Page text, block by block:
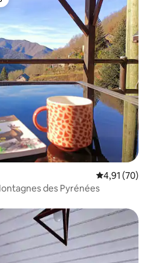
Note
4,91 (70)
des Pyrénées